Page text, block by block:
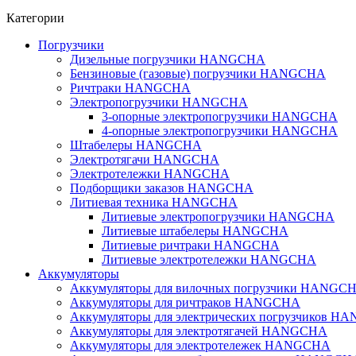
Категории
Погрузчики
Дизельные погрузчики HANGCHA
Бензиновые (газовые) погрузчики HANGCHA
Ричтраки HANGCHA
Электропогрузчики HANGCHA
3-опорные электропогрузчики HANGCHA
4-опорные электропогрузчики HANGCHA
Штабелеры HANGCHA
Электротягачи HANGCHA
Электротележки HANGCHA
Подборщики заказов HANGCHA
Литиевая техника HANGCHA
Литиевые электропогрузчики HANGCHA
Литиевые штабелеры HANGCHA
Литиевые ричтраки HANGCHA
Литиевые электротележки HANGCHA
Аккумуляторы
Аккумуляторы для вилочных погрузчики
Аккумуляторы для ричтраков HANGCHA
Аккумуляторы для электрических погрузчиков
Аккумуляторы для электротягачей HANGCHA
Аккумуляторы для электротележек HANGCHA